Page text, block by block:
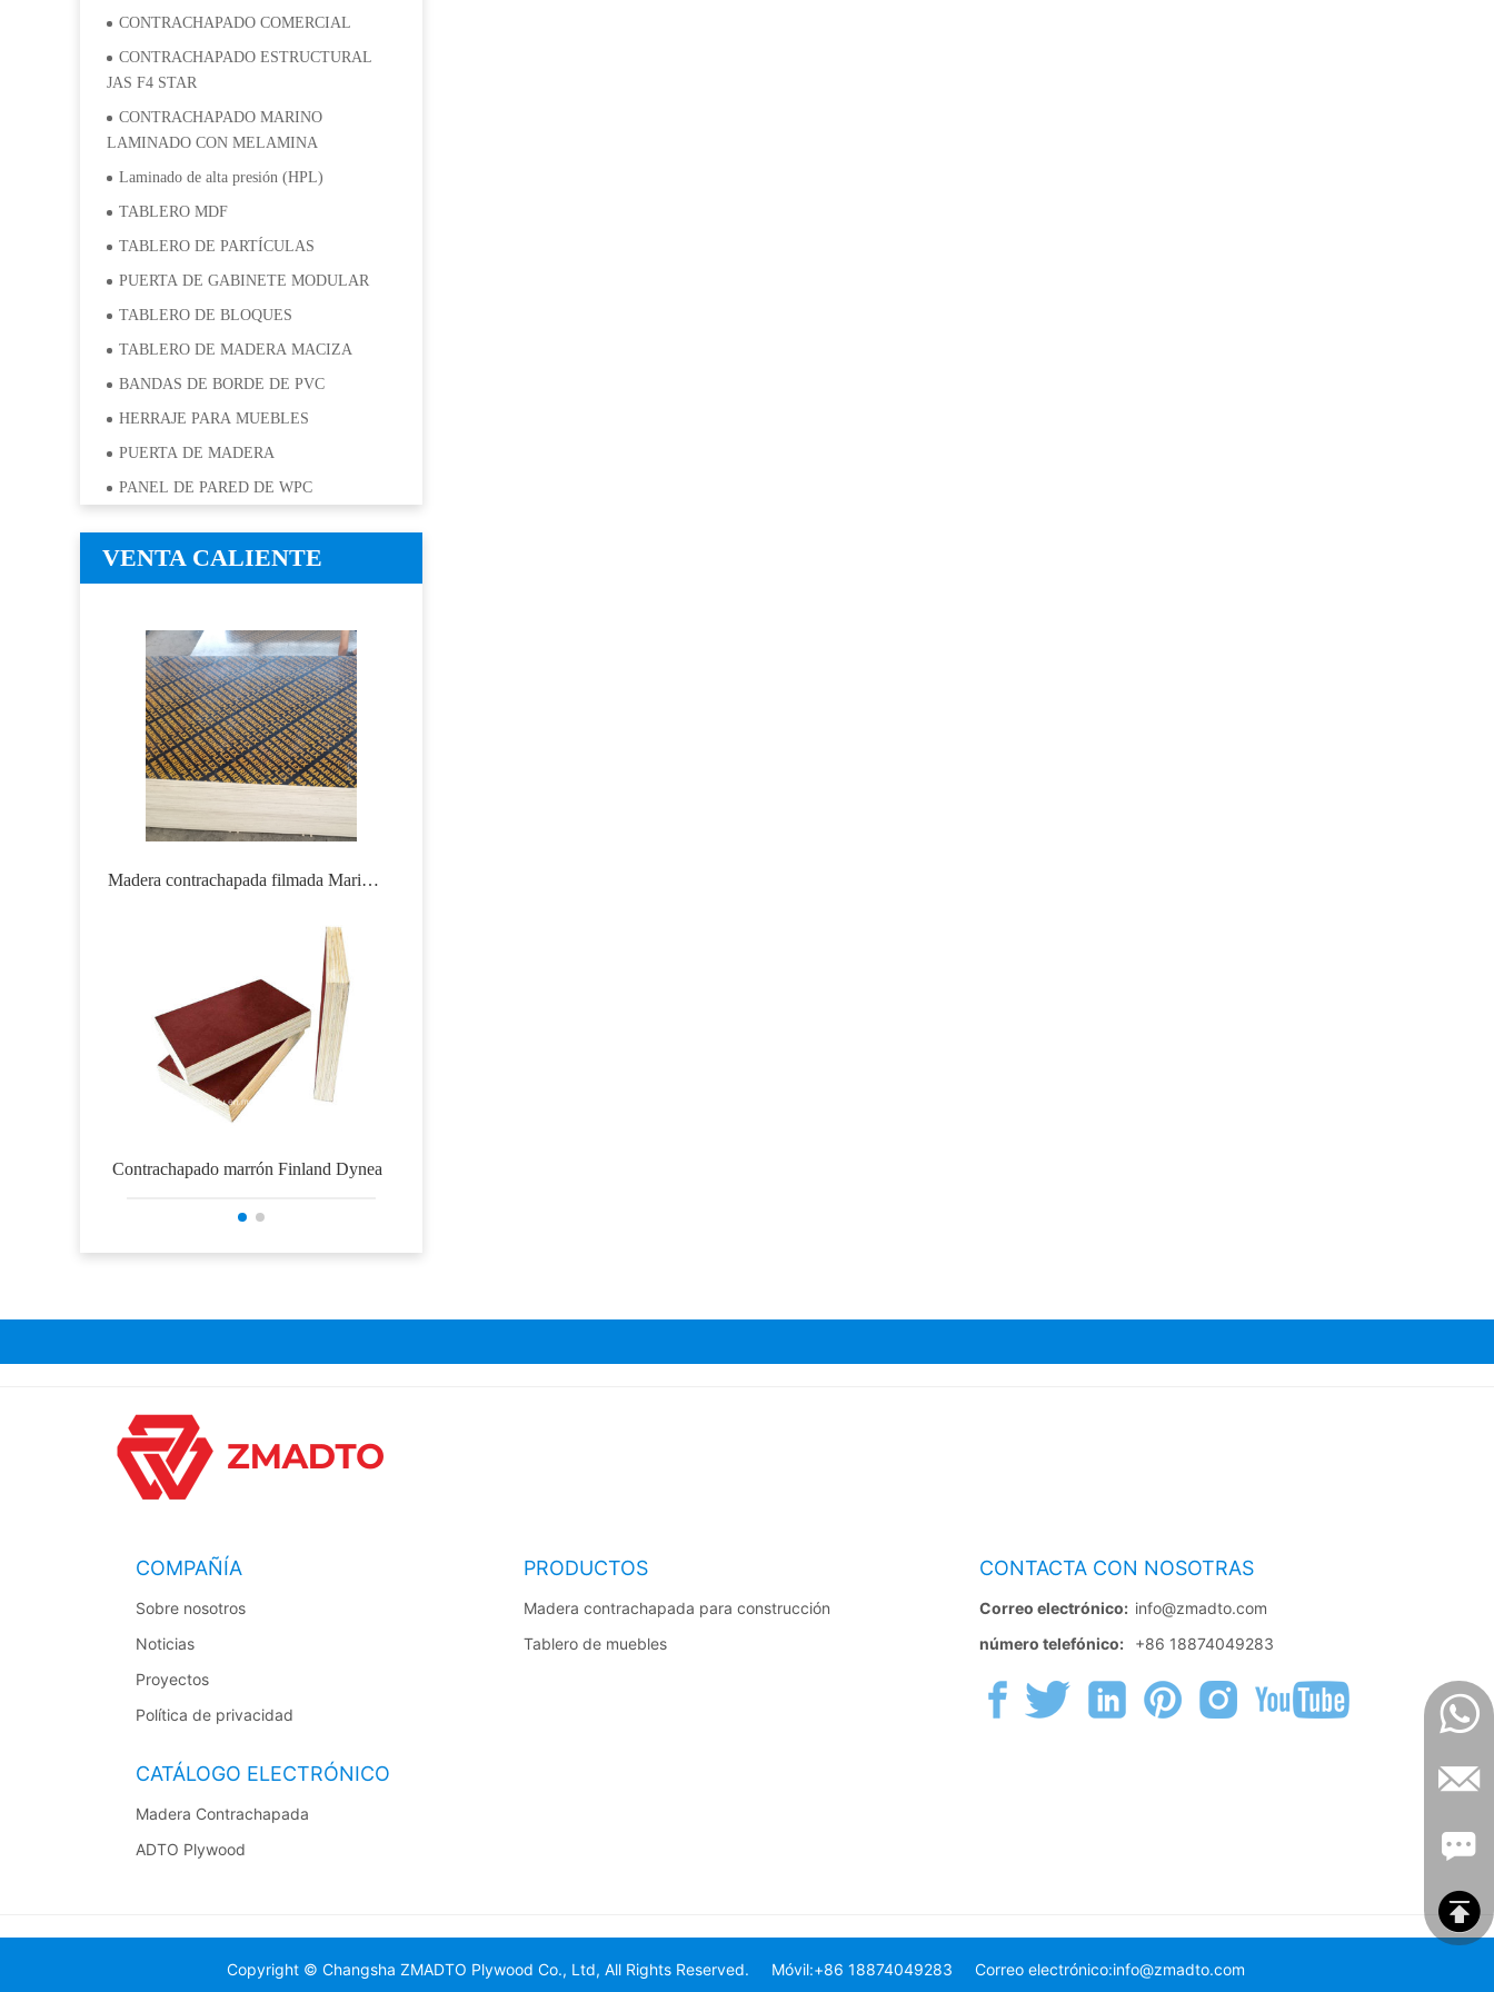
CONTRACHAPADO COMERCIAL
CONTRACHAPADO ESTRUCTURAL
JAS F4 STAR
CONTRACHAPADO MARINO
LAMINADO CON MELAMINA
Laminado de alta presión (HPL)
TABLERO MDF
TABLERO DE PARTÍCULAS
PUERTA DE GABINETE MODULAR
TABLERO DE BLOQUES
TABLERO DE MADERA MACIZA
BANDAS DE BORDE DE PVC
HERRAJE PARA MUEBLES
PUERTA DE MADERA
PANEL DE PARED DE WPC
VENTA CALIENTE
Madera contrachapada filmada Marinep
Contrachapado marrón Finland Dynea
COMPAÑÍA
Sobre nosotros
Noticias
Proyectos
Política de privacidad
CATÁLOGO ELECTRÓNICO
Madera Contrachapada
ADTO Plywood
PRODUCTOS
Madera contrachapada para construcción
Tablero de muebles
CONTACTA CON NOSOTRAS
Correo electrónico: info@zmadto.com
número telefónico:
+86 18874049283
Copyright © Changsha ZMADTO Plywood Co., Ltd, All Rights Reserved. Móvil:+86 18874049283 Correo electrónico:info@zmadto.com